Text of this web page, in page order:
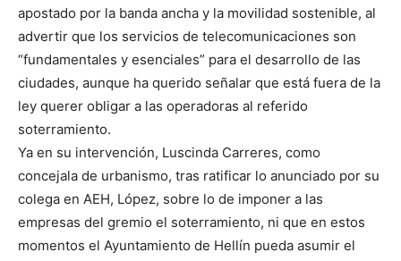
apostado por la banda ancha y la movilidad sostenible, al
advertir que los servicios de telecomunicaciones son
“fundamentales y esenciales” para el desarrollo de las
ciudades, aunque ha querido señalar que está fuera de la
ley querer obligar a las operadoras al referido
soterramiento.
Ya en su intervención, Luscinda Carreres, como
concejala de urbanismo, tras ratificar lo anunciado por su
colega en AEH, López, sobre lo de imponer a las
empresas del gremio el soterramiento, ni que en estos
momentos el Ayuntamiento de Hellín pueda asumir el